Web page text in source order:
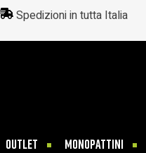
Spedizioni in tutta Italia
OUTLET MONOPATTINI